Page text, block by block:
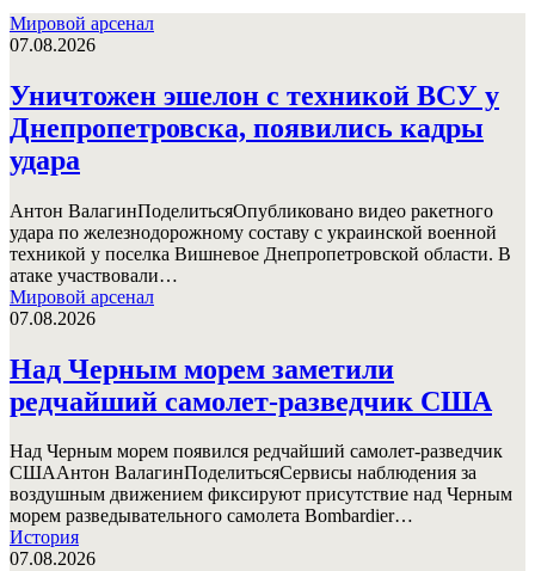
Мировой арсенал
07.08.2026
Уничтожен эшелон с техникой ВСУ у
Днепропетровска, появились кадры
удара
Антон ВалагинПоделитьсяОпубликовано видео ракетного
удара по железнодорожному составу с украинской военной
техникой у поселка Вишневое Днепропетровской области. В
атаке участвовали…
Мировой арсенал
07.08.2026
Над Черным морем заметили
редчайший самолет-разведчик США
Над Черным морем появился редчайший самолет-разведчик
СШААнтон ВалагинПоделитьсяСервисы наблюдения за
воздушным движением фиксируют присутствие над Черным
морем разведывательного самолета Bombardier…
История
07.08.2026